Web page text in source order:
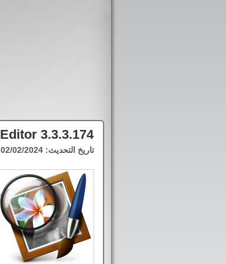
3.3.3.174
تاريخ التحديث:02/02/2024 12:21 PM